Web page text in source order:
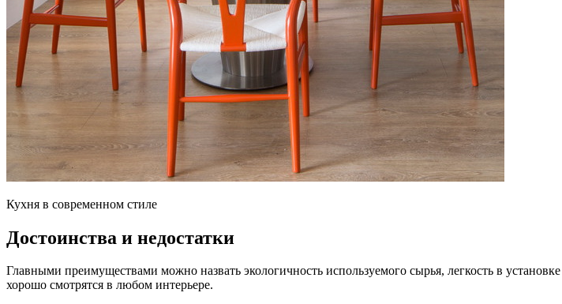
Кухня в современном стиле
Достоинства и недостатки
Главными преимуществами можно назвать экологичность используемого сырья, легкость в
хорошо смотрятся в любом интерьере.